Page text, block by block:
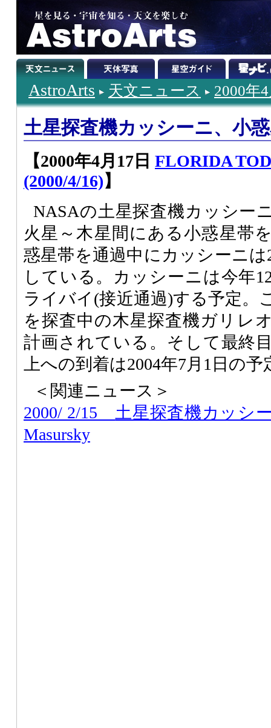
AstroArts 天文ニュース 2000年
土星探査機カッシーニ、小
【2000年4月17日 FLORIDA
(2000/4/16)】
NASAの土星探査機カッシー
火星～木星間にある小惑星帯
惑星帯を通過中にカッシーニは
している。カッシーニは今年
ライバイ(接近通過)する予定。
を探査中の木星探査機ガリレ
計画されている。そして最終
上への到着は2004年7月1日の予
＜関連ニュース＞
2000/ 2/15 土星探査機カッシ
Masursky